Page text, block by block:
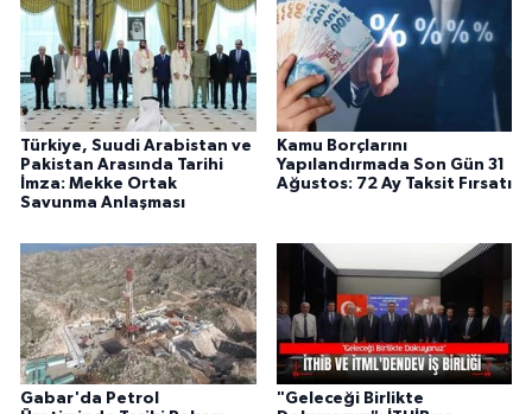
Türkiye, Suudi Arabistan ve
Pakistan Arasında Tarihi
İmza: Mekke Ortak
Savunma Anlaşması
Kamu Borçlarını
Yapılandırmada Son Gün 31
Ağustos: 72 Ay Taksit Fırsatı
Gabar'da Petrol
"Geleceği Birlikte